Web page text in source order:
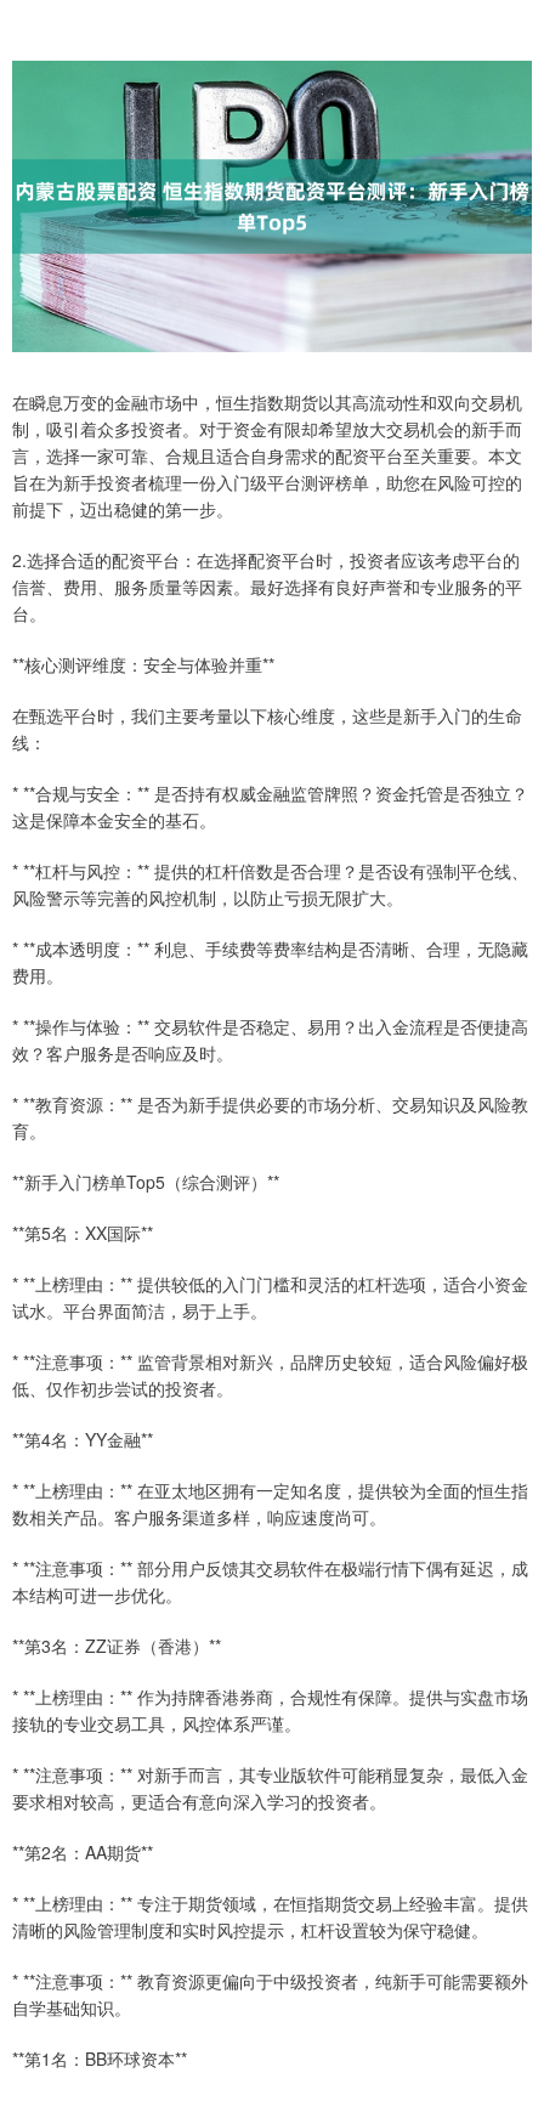
在瞬息万变的金融市场中，恒生指数期货以其高流动性和双向交易机
制，吸引着众多投资者。对于资金有限却希望放大交易机会的新手而
言，选择一家可靠、合规且适合自身需求的配资平台至关重要。本文
旨在为新手投资者梳理一份入门级平台测评榜单，助您在风险可控的
前提下，迈出稳健的第一步。
2.选择合适的配资平台：在选择配资平台时，投资者应该考虑平台的
信誉、费用、服务质量等因素。最好选择有良好声誉和专业服务的平
台。
**核心测评维度：安全与体验并重**
在甄选平台时，我们主要考量以下核心维度，这些是新手入门的生命
线：
* **合规与安全：** 是否持有权威金融监管牌照？资金托管是否独立？
这是保障本金安全的基石。
* **杠杆与风控：** 提供的杠杆倍数是否合理？是否设有强制平仓线、
风险警示等完善的风控机制，以防止亏损无限扩大。
* **成本透明度：** 利息、手续费等费率结构是否清晰、合理，无隐藏
费用。
* **操作与体验：** 交易软件是否稳定、易用？出入金流程是否便捷高
效？客户服务是否响应及时。
* **教育资源：** 是否为新手提供必要的市场分析、交易知识及风险教
育。
**新手入门榜单Top5（综合测评）**
**第5名：XX国际**
* **上榜理由：** 提供较低的入门门槛和灵活的杠杆选项，适合小资金
试水。平台界面简洁，易于上手。
* **注意事项：** 监管背景相对新兴，品牌历史较短，适合风险偏好极
低、仅作初步尝试的投资者。
**第4名：YY金融**
* **上榜理由：** 在亚太地区拥有一定知名度，提供较为全面的恒生指
数相关产品。客户服务渠道多样，响应速度尚可。
* **注意事项：** 部分用户反馈其交易软件在极端行情下偶有延迟，成
本结构可进一步优化。
**第3名：ZZ证券（香港）**
* **上榜理由：** 作为持牌香港券商，合规性有保障。提供与实盘市场
接轨的专业交易工具，风控体系严谨。
* **注意事项：** 对新手而言，其专业版软件可能稍显复杂，最低入金
要求相对较高，更适合有意向深入学习的投资者。
**第2名：AA期货**
* **上榜理由：** 专注于期货领域，在恒指期货交易上经验丰富。提供
清晰的风险管理制度和实时风控提示，杠杆设置较为保守稳健。
* **注意事项：** 教育资源更偏向于中级投资者，纯新手可能需要额外
自学基础知识。
**第1名：BB环球资本**